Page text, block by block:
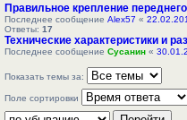
Правильное крепление
Последнее сообщение Alex57 «
Ответы: 17
Технические характеристики и
Последнее сообщение Сусанин «
Показать темы за:
Поле сортировки